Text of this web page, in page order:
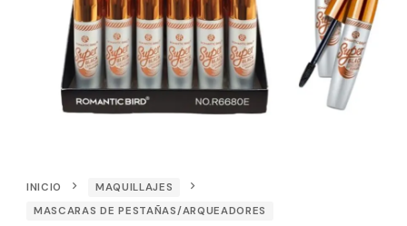
INICIO
MAQUILLAJES
MASCARAS DE PESTAÑAS/ARQUEADORES